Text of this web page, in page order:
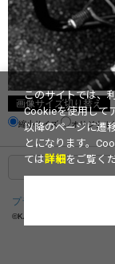
画像サイズ切り替え
縮小サイズ オリジナル
プライバシーポリシー
©KADOKAWA ASCII
このサイトでは、
Cookieを使用して
以降のページに遷
とになります。
ては詳細をご覧く